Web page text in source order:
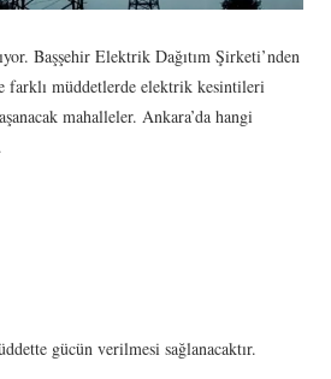
Başşehir Elektrik Dağıtım Şirketi’nden
farklı müddetlerde elektrik kesintileri
mahalleler. Ankara’da hangi
gücün verilmesi sağlanacaktır.